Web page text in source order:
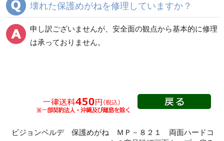
壊れた保護めがねを修理していますか？
申し訳ございませんが、安全面の観点から基本的に修理
は承っておりません。
ビジョンベルデ 保護めがね ＭＰ－８２１ 両面ハードコ